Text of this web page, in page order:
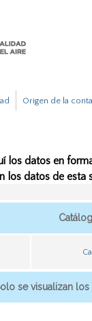
Origen de la
los datos en
los datos de esta
se visualizan